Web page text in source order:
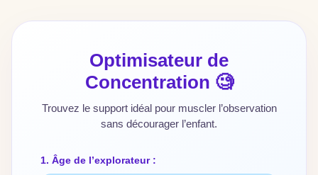
Optimisateur de
Concentration 🧐
Trouvez le support idéal pour muscler l’observation
sans décourager l’enfant.
1. Âge de l’explorateur :